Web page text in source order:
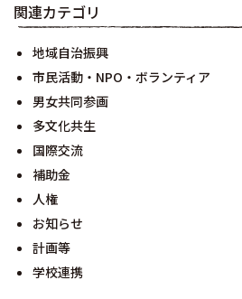
関連カテゴリ
地域自治振興
市民活動・NPO・ボランティア
男女共同参画
多文化共生
国際交流
補助金
人権
お知らせ
計画等
学校連携